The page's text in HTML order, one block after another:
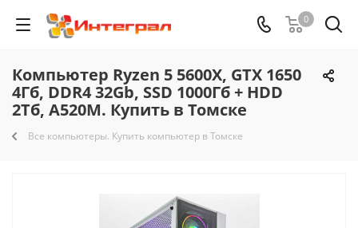
0
Компьютер Ryzen 5 5600X, GTX 1650
4Гб, DDR4 32Gb, SSD 1000Гб + HDD
2Тб, A520M. Купить в Томске
Все компьютеры. Купить компьютер в Томске